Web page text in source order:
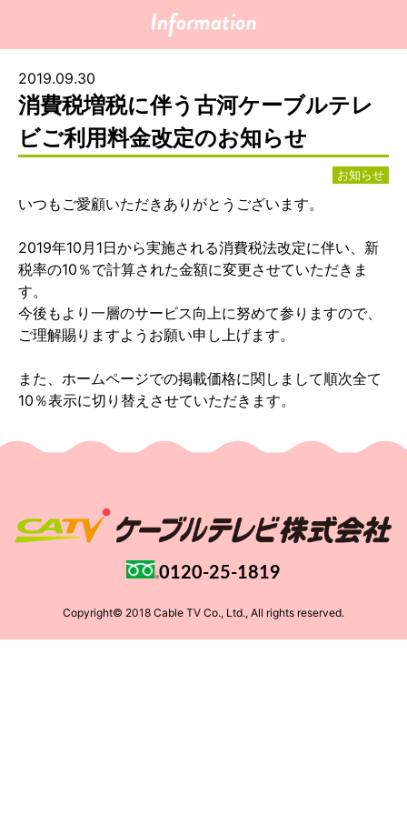
2019.09.30
消費税増税に伴う古河ケーブルテレ
ビご利用料金改定のお知らせ
お知らせ
いつもご愛顧いただきありがとうございます。
2019年10月1日から実施される消費税法改定に伴い、新
税率の10％で計算された金額に変更させていただきま
す。
今後もより一層のサービス向上に努めて参りますので、
ご理解賜りますようお願い申し上げます。
また、ホームページでの掲載価格に関しまして順次全て
10％表示に切り替えさせていただきます。
0120-25-1819
Copyright© 2018 Cable TV Co., Ltd., All rights reserved.